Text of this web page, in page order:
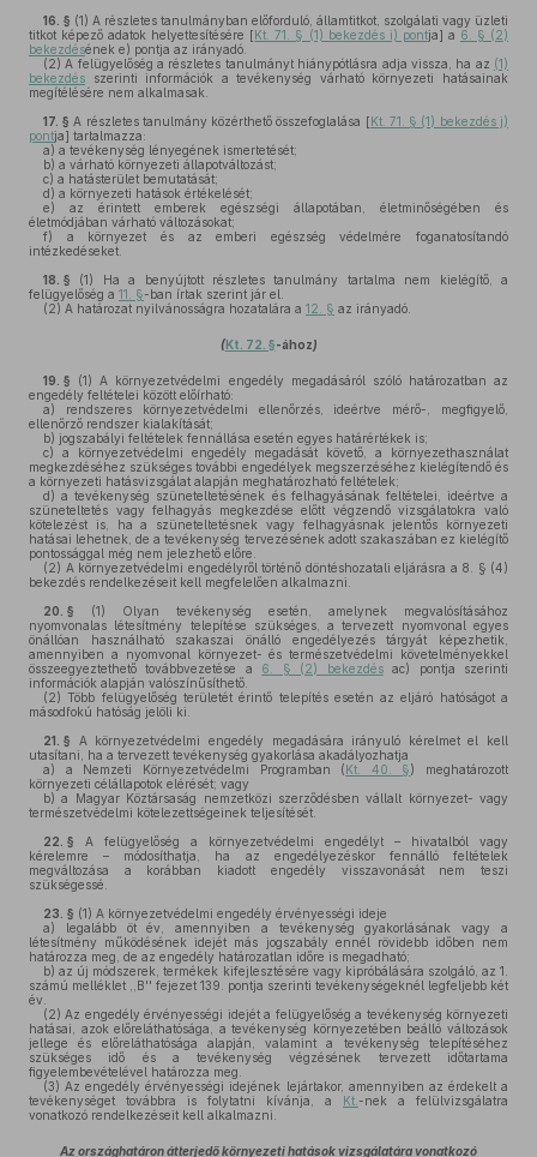
16. § (1) A részletes tanulmányban előforduló, államtitkot, szolgálati vagy üzleti
titkot képező adatok helyettesítésére [Kt. 71. § (1) bekezdés i) pontja] a 6. § (2)
bekezdésének e) pontja az irányadó.
(2) A felügyelőség a részletes tanulmányt hiánypótlásra adja vissza, ha az (1)
bekezdés szerinti információk a tevékenység várható környezeti hatásainak
megítélésére nem alkalmasak.
17. § A részletes tanulmány közérthető összefoglalása [Kt. 71. § (1) bekezdés j)
pontja] tartalmazza:
a) a tevékenység lényegének ismertetését;
b) a várható környezeti állapotváltozást;
c) a hatásterület bemutatását;
d) a környezeti hatások értékelését;
e) az érintett emberek egészségi állapotában, életminőségében és
életmódjában várható változásokat;
f) a környezet és az emberi egészség védelmére foganatosítandó
intézkedéseket.
18. § (1)
Ha a benyújtott részletes tanulmány tartalma nem kielégítő, a
felügyelőség a 11. §-ban írtak szerint jár el.
(2) A határozat nyilvánosságra hozatalára a 12. § az irányadó.
(Kt. 72. §-ához)
19. § (1) A környezetvédelmi engedély megadásáról szóló határozatban az
engedély feltételei között előírható:
a) rendszeres környezetvédelmi ellenőrzés, ideértve mérő-, megfigyelő,
ellenőrző rendszer kialakítását;
b) jogszabályi feltételek fennállása esetén egyes határértékek is;
c) a környezetvédelmi engedély megadását követő, a környezethasználat
megkezdéséhez szükséges további engedélyek megszerzéséhez kielégítendő és
a környezeti hatásvizsgálat alapján meghatározható feltételek;
d) a tevékenység szüneteltetésének és felhagyásának feltételei, ideértve a
szüneteltetés vagy felhagyás megkezdése előtt végzendő vizsgálatokra való
kötelezést is, ha a szüneteltetésnek vagy felhagyásnak jelentős környezeti
hatásai lehetnek, de a tevékenység tervezésének adott szakaszában ez kielégítő
pontossággal még nem jelezhető előre.
(2) A környezetvédelmi engedélyről történő döntéshozatali eljárásra a 8. § (4)
bekezdés rendelkezéseit kell megfelelően alkalmazni.
20. § (1) Olyan tevékenység esetén, amelynek megvalósításához
nyomvonalas létesítmény telepítése szükséges, a tervezett nyomvonal egyes
önállóan használható szakaszai önálló engedélyezés tárgyát képezhetik,
amennyiben a nyomvonal környezet- és természetvédelmi követelményekkel
összeegyeztethető továbbvezetése a 6. § (2) bekezdésac) pontja szerinti
információk alapján valószínűsíthető.
(2) Több felügyelőség területét érintő telepítés esetén az eljáró hatóságot a
másodfokú hatóság jelöli ki.
21. § A környezetvédelmi engedély megadására irányuló kérelmet el kell
utasítani, ha a tervezett tevékenység gyakorlása akadályozhatja
a) a Nemzeti Környezetvédelmi Programban (Kt. 40. §) meghatározott
környezeti célállapotok elérését; vagy
b) a Magyar Köztársaság nemzetközi szerződésben vállalt környezet- vagy
természetvédelmi kötelezettségeinek teljesítését.
22. § A felügyelőség a környezetvédelmi engedélyt – hivatalból vagy
kérelemre – módosíthatja, ha az engedélyezéskor fennálló feltételek
megváltozása a korábban kiadott engedély visszavonását nem teszi
szükségessé.
23. § (1) A környezetvédelmi engedély érvényességi ideje
a) legalább öt év, amennyiben a tevékenység gyakorlásának vagy a
létesítmény működésének idejét más jogszabály ennél rövidebb időben nem
határozza meg, de az engedély határozatlan időre is megadható;
b) az új módszerek, termékek kifejlesztésére vagy kipróbálására szolgáló, az 1.
számú melléklet ,,B'' fejezet 139. pontja szerinti tevékenységeknél legfeljebb két
év.
(2) Az engedély érvényességi idejét a felügyelőség a tevékenység környezeti
hatásai, azok előreláthatósága, a tevékenység környezetében beálló változások
jellege és előreláthatósága alapján, valamint a tevékenység telepítéséhez
szükséges idő és a tevékenység végzésének tervezett időtartama
figyelembevételével határozza meg.
(3) Az engedély érvényességi idejének lejártakor, amennyiben az érdekelt a
tevékenységet továbbra is folytatni kívánja, a Kt. -nek a felülvizsgálatra
vonatkozó rendelkezéseit kell alkalmazni.
Az országhatáron átterjedő környezeti hatások vizsgálatára vonatkozó